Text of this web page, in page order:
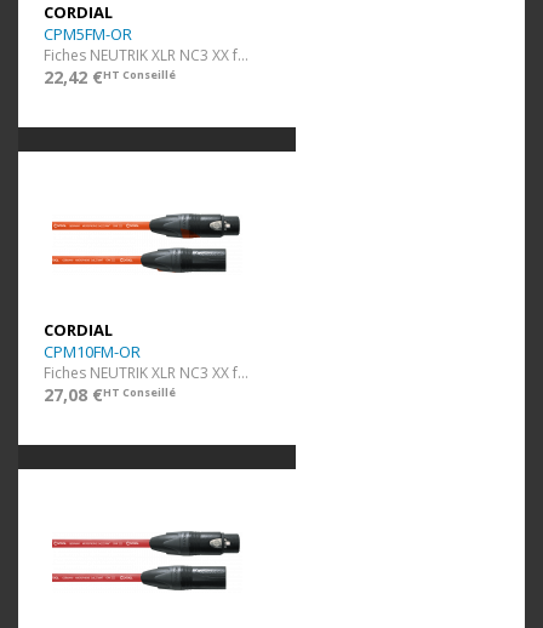
CORDIAL
CPM5FM-OR
Fiches NEUTRIK XLR NC3 XX f/m - 5 m orange
22,42 €HT Conseillé
CORDIAL
CPM10FM-OR
Fiches NEUTRIK XLR NC3 XX f/m - 10 m orange
27,08 €HT Conseillé